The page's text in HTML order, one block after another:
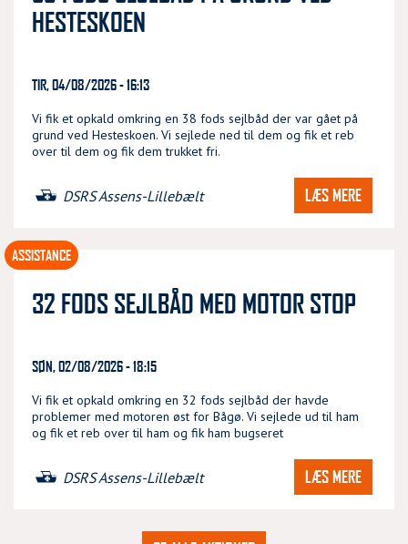
HESTESKOEN
TIR, 04/08/2026 - 16:13
Vi fik et opkald omkring en 38 fods sejlbåd der var gået på
grund ved Hesteskoen. Vi sejlede ned til dem og fik et reb
over til dem og fik dem trukket fri.
DSRS Assens-Lillebælt LÆS MERE
32 FODS SEJLBÅD MED MOTOR STOP
SØN, 02/08/2026 - 18:15
Vi fik et opkald omkring en 32 fods sejlbåd der havde
problemer med motoren øst for Bågø. Vi sejlede ud til ham
og fik et reb over til ham og fik ham bugseret
DSRS Assens-Lillebælt LÆS MERE
ASSISTANCE